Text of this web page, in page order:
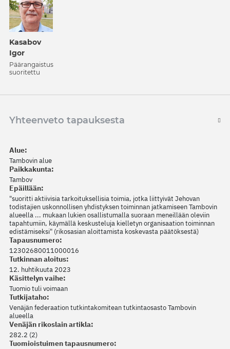
Kasabov
Igor
Päärangaistus
suoritettu
Yhteenveto tapauksesta
Alue:
Tambovin alue
Paikkakunta:
Tambov
Epäillään:
"suoritti aktiivisia tarkoituksellisia toimia, jotka liittyivät Jehovan
todistajien uskonnollisen yhdistyksen toiminnan jatkamiseen Tambovin
alueella ... mukaan lukien osallistumalla suoraan meneillään oleviin
tapahtumiin, käymällä keskusteluja kielletyn organisaation toiminnan
edistämiseksi" (rikosasian aloittamista koskevasta päätöksestä)
Tapausnumero:
12302680011000016
Tutkinnan aloitus:
12. huhtikuuta 2023
Käsittelyn vaihe:
Tuomio tuli voimaan
Tutkijataho:
Venäjän federaation tutkintakomitean tutkintaosasto Tambovin
alueella
Venäjän rikoslain artikla:
282.2 (2)
Tuomioistuimen tapausnumero: